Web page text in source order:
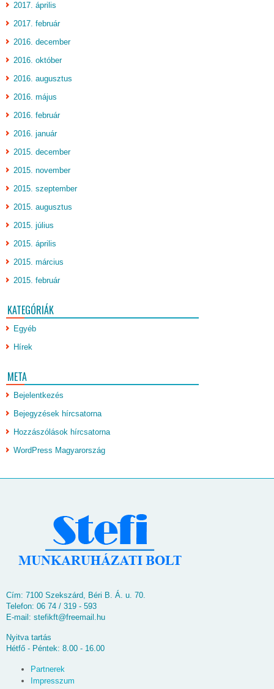
2017. április
2017. február
2016. december
2016. október
2016. augusztus
2016. május
2016. február
2016. január
2015. december
2015. november
2015. szeptember
2015. augusztus
2015. július
2015. április
2015. március
2015. február
KATEGÓRIÁK
Egyéb
Hírek
META
Bejelentkezés
Bejegyzések hírcsatorna
Hozzászólások hírcsatorna
WordPress Magyarország
Cím: 7100 Szekszárd, Béri B. Á. u. 70.
Telefon: 06 74 / 319 - 593
E-mail: stefikft@freemail.hu
Nyitva tartás
Hétfő - Péntek: 8.00 - 16.00
Partnerek
Impresszum